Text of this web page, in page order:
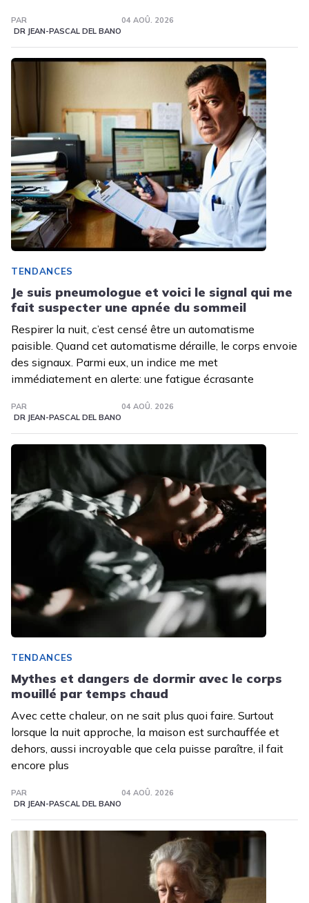
PAR
DR JEAN-PASCAL DEL BANO
04 AOÛ. 2026
TENDANCES
Je suis pneumologue et voici le signal qui me
fait suspecter une apnée du sommeil
Respirer la nuit, c’est censé être un automatisme
paisible. Quand cet automatisme déraille, le corps envoie
des signaux. Parmi eux, un indice me met
immédiatement en alerte: une fatigue écrasante
PAR
DR JEAN-PASCAL DEL BANO
04 AOÛ. 2026
TENDANCES
Mythes et dangers de dormir avec le corps
mouillé par temps chaud
Avec cette chaleur, on ne sait plus quoi faire. Surtout
lorsque la nuit approche, la maison est surchauffée et
dehors, aussi incroyable que cela puisse paraître, il fait
encore plus
PAR
DR JEAN-PASCAL DEL BANO
04 AOÛ. 2026